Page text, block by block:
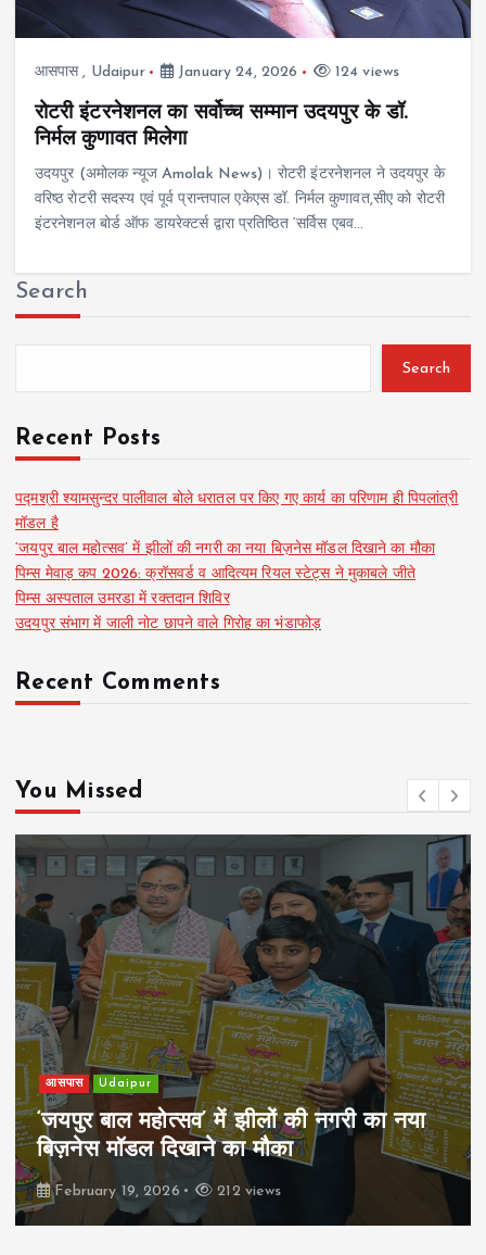
आसपास, Udaipur January 24, 2026 124 views
रोटरी इंटरनेशनल का सर्वोच्च सम्मान उदयपुर के डॉ.
निर्मल कुणावत मिलेगा
उदयपुर (अमोलक न्यूज Amolak News)। रोटरी इंटरनेशनल ने उदयपुर के
वरिष्ठ रोटरी सदस्य एवं पूर्व प्रान्तपाल एकेएस डॉ. निर्मल कुणावत,सीए को रोटरी
इंटरनेशनल बोर्ड ऑफ डायरेक्टर्स द्वारा प्रतिष्ठित ‘सर्विस एबव…
Search
Search
Recent Posts
पद्मश्री श्यामसुन्दर पालीवाल बोले धरातल पर किए गए कार्य का परिणाम ही पिपलांत्री
मॉडल है
‘जयपुर बाल महोत्सव’ में झीलों की नगरी का नया बिज़नेस मॉडल दिखाने का मौका
पिम्स मेवाड़ कप 2026: क्रॉसवर्ड व आदित्यम रियल स्टेट्स ने मुकाबले जीते
पिम्स अस्पताल उमरडा में रक्तदान शिविर
उदयपुर संभाग में जाली नोट छापने वाले गिरोह का भंडाफोड़
Recent Comments
You Missed
आसपास Udaipur
‘जयपुर बाल महोत्सव’ में झीलों की नगरी का नया
बिज़नेस मॉडल दिखाने का मौका
February 19, 2026 212 views